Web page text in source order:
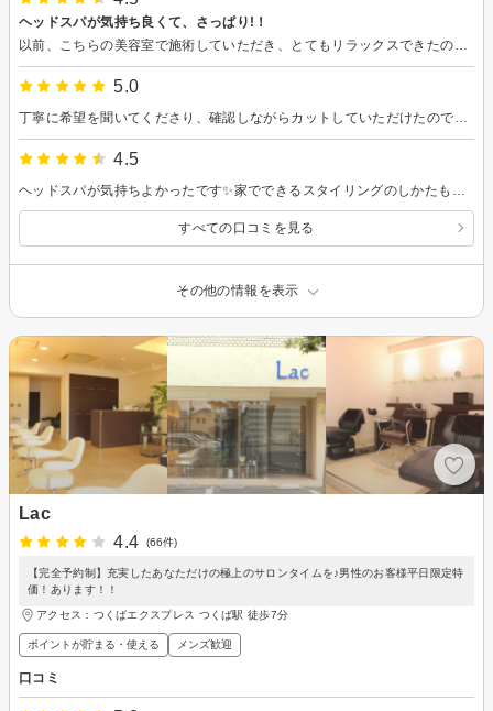
ヘッドスパが気持ち良くて、さっぱり!！
5.0
4.5
すべての口コミを見る
その他の情報を表示
Lac
4.4
(66件)
【完全予約制】充実したあなただけの極上のサロンタイムを♪男性のお客様平日限定特
価！あります！！
アクセス：つくばエクスプレス つくば駅 徒歩7分
ポイントが貯まる・使える メンズ歓迎
口コミ